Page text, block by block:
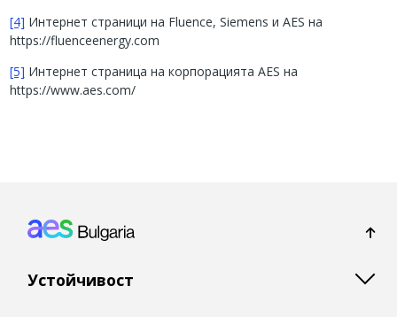
[4] Интернет страници на Fluence, Siemens и AES на
https://fluenceenergy.com
[5] Интернет страница на корпорацията AES на
https://www.aes.com/
Footer: Bulgaria
Устойчивост